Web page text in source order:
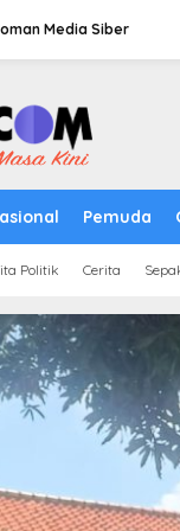
Media Siber
Pemuda
Politik Cerita